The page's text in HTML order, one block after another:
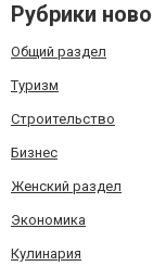
Рубрики
Общий раздел
Туризм
Строительство
Бизнес
Женский раздел
Экономика
Кулинария